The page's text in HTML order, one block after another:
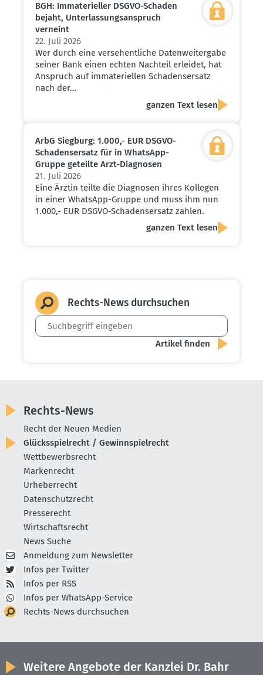
BGH: Immate­ri­eller DSGVO-Schaden
bejaht, Unter­las­sungs­an­spruch
verneint
22. Juli 2026
Wer durch eine versehentliche Datenweitergabe
seiner Bank einen echten Nachteil erleidet, hat
Anspruch auf immateriellen Schadensersatz
nach der…
ganzen Text lesen
ArbG Siegburg: 1.000,- EUR DSGVO-
Schadens­ersatz für in WhatsApp-
Gruppe geteilte Arzt-Diagnosen
21. Juli 2026
Eine Ärztin teilte die Diagnosen ihres Kollegen
in einer WhatsApp-Gruppe und muss ihm nun
1.000,- EUR DSGVO-Schadensersatz zahlen.
ganzen Text lesen
Rechts-News durch­suchen
Rechts-News
Recht der Neuen Medien
Glücksspielrecht / Gewinnspielrecht
Wettbewerbsrecht
Markenrecht
Urheberrecht
Datenschutzrecht
Presserecht
Wirtschaftsrecht
News Suche
Anmeldung zum Newsletter
Infos per Twitter
Infos per RSS
Infos per WhatsApp-Service
Rechts-News durchsuchen
Weitere Angebote der Kanzlei Dr. Bahr